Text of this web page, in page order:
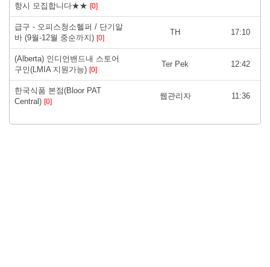
항시 모집합니다★★ [0]
급구 - 오피스청소헬퍼 / 단기알
바 (9월-12월 중순까지) [0]
TH 17:10
(Alberta) 인디언밴드내 스토어
구인(LMIA 지원가능) [0]
Ter Pek 12:42
한국식품 본점(Bloor PAT
Central) [0]
웹관리자 11:36